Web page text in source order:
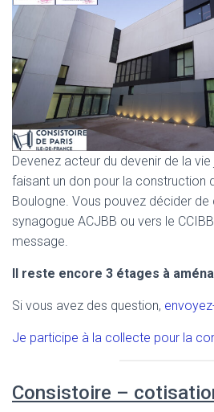
Devenez acteur du devenir de la
faisant un don pour la construction
Boulogne. Vous pouvez décider
synagogue ACJBB ou vers le
message.
Il reste encore 3 étages à
Si vous avez des question,
Je participe à la collecte pour la
Consistoire –